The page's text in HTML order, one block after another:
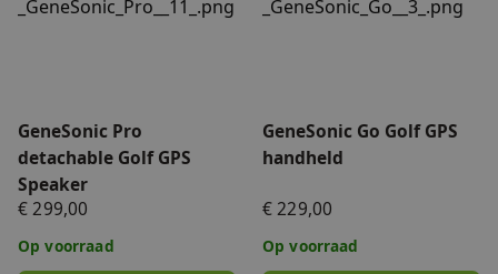
GeneSonic Pro
detachable Golf GPS
Speaker
€ 299,00
Op voorraad
GeneSonic Go Golf GPS
handheld
€ 229,00
Op voorraad